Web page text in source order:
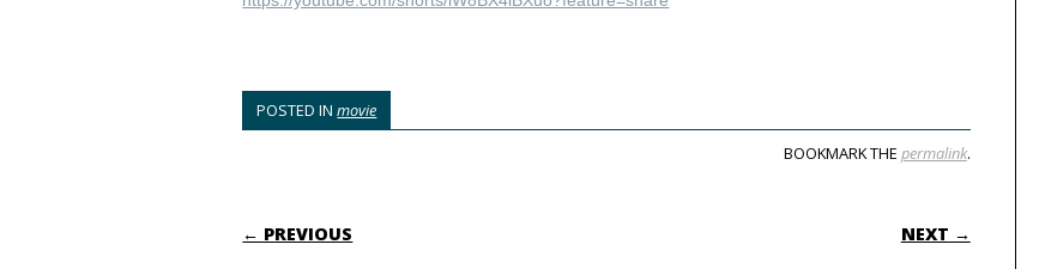
POSTED INmovie
BOOKMARK THE permalink.
POST NAVIGATION
← PREVIOUS NEXT →